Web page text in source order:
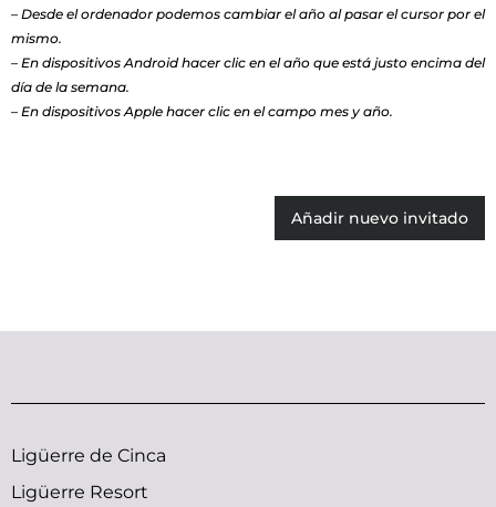
– Desde el ordenador podemos cambiar el año al pasar el cursor por el
mismo.
– En dispositivos Android hacer clic en el año que está justo encima del
día de la semana.
– En dispositivos Apple hacer clic en el campo mes y año.
Añadir nuevo invitado
Ligüerre de Cinca
Ligüerre Resort